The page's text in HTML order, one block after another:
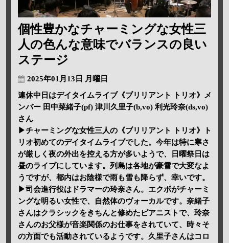
個性豊かなチャーミングな女性三
人の色んな意味でバランスの良い
ステージ
2025年01月13日 月曜日
連休中日はデイタイムライブ《ブリリアント トリオ》メ
ンバー 田中菜緒子(pf) 津川久里子(b,vo) 利光玲奈(ds,vo)
さん
▶チャーミングな女性三人の《ブリリアント トリオ》ト
リオ初めてのデイタイムライブでした。今年は特に寒さ
が厳しく夜の外出を控える方が多いようで、日曜祭日は
昼のライブにしています。列島は各地が豪雪で大変なよ
うですが、都内はお陰様で雨も雪も降らず、幸いです。
▶司会進行役はドラマーの玲奈さん。エクボがチャーミ
ングな明るい女性で、自然体のヴォーカルです。奈緒子
さんはクラシックをきちんと修めたピアニストで、玲奈
さんのお父様が音楽関係のお仕事をされていて、時々そ
の方面でも活動されているようです。久里子さんはコロ